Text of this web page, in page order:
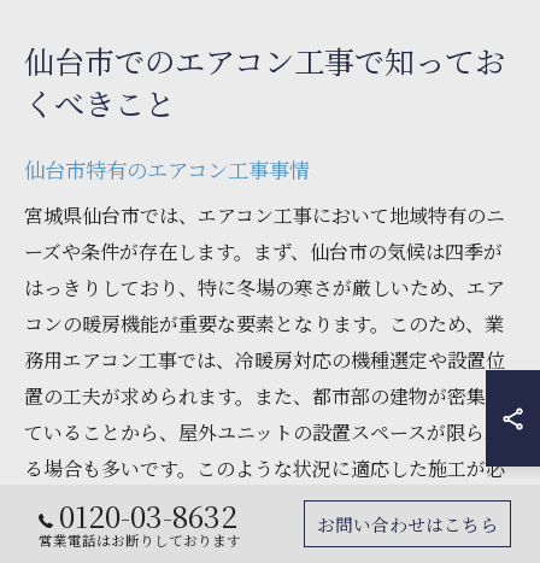
仙台市でのエアコン工事で知ってお
くべきこと
仙台市特有のエアコン工事事情
宮城県仙台市では、エアコン工事において地域特有のニ
ーズや条件が存在します。まず、仙台市の気候は四季が
はっきりしており、特に冬場の寒さが厳しいため、エア
コンの暖房機能が重要な要素となります。このため、業
務用エアコン工事では、冷暖房対応の機種選定や設置位
置の工夫が求められます。また、都市部の建物が密集し
ていることから、屋外ユニットの設置スペースが限られ
る場合も多いです。このような状況に適応した施工が必
要であり、施工業者には高い技術力と柔軟な対応が求め
られます。さらに、仙台市では特に商業施設やオフィス
0120-03-8632
営業電話はお断りしております
お問い合わせはこちら